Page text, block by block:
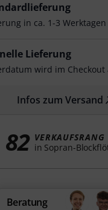
in ca. 1-3 Werktagen
Lieferung
wird im Checkout
Infos zum Versand
82 VERKAUFSRANG
in Sopran-
Beratung